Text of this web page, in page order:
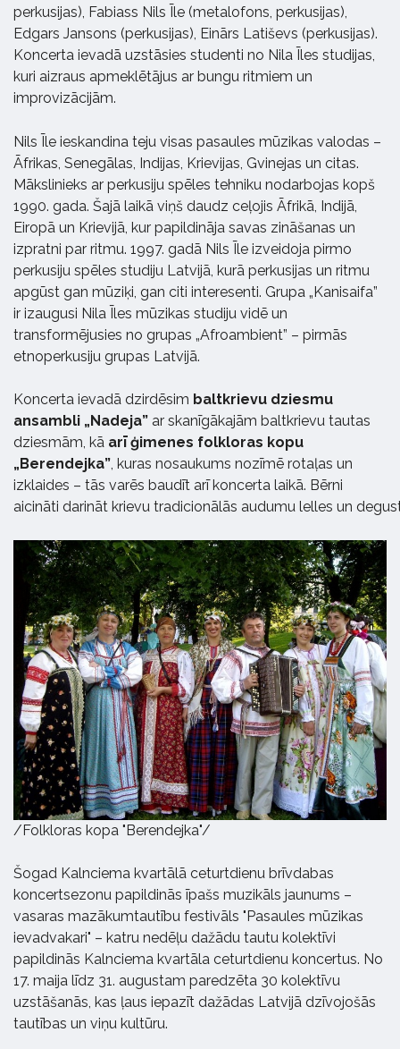
perkusijas), Fabiass Nils Īle (metalofons, perkusijas),
Edgars Jansons (perkusijas), Einārs Latiševs (perkusijas).
Koncerta ievadā uzstāsies studenti no Nila Īles studijas,
kuri aizraus apmeklētājus ar bungu ritmiem un
improvizācijām.
Nils Īle ieskandina teju visas pasaules mūzikas valodas –
Āfrikas, Senegālas, Indijas, Krievijas, Gvinejas un citas.
Mākslinieks ar perkusiju spēles tehniku nodarbojas kopš
1990. gada. Šajā laikā viņš daudz ceļojis Āfrikā, Indijā,
Eiropā un Krievijā, kur papildināja savas zināšanas un
izpratni par ritmu. 1997. gadā Nils Īle izveidoja pirmo
perkusiju spēles studiju Latvijā, kurā perkusijas un ritmu
apgūst gan mūziķi, gan citi interesenti. Grupa „Kanisaifa”
ir izaugusi Nila Īles mūzikas studiju vidē un
transformējusies no grupas „Afroambient” – pirmās
etnoperkusiju grupas Latvijā.
Koncerta ievadā dzirdēsim baltkrievu dziesmu
ansambli „Nadeja” ar skanīgākajām baltkrievu tautas
dziesmām, kā arī ģimenes folkloras kopu
„Berendejka” , kuras nosaukums nozīmē rotaļas un
izklaides – tās varēs baudīt arī koncerta laikā. Bērni
aicināti darināt krievu tradicionālās audumu lelles un
/Folkloras kopa "Berendejka"/
Šogad Kalnciema kvartālā ceturtdienu brīvdabas
koncertsezonu papildinās īpašs muzikāls jaunums –
vasaras mazākumtautību festivāls "Pasaules mūzikas
ievadvakari" – katru nedēļu dažādu tautu kolektīvi
papildinās Kalnciema kvartāla ceturtdienu koncertus. No
17. maija līdz 31. augustam paredzēta 30 kolektīvu
uzstāšanās, kas ļaus iepazīt dažādas Latvijā dzīvojošās
tautības un viņu kultūru.